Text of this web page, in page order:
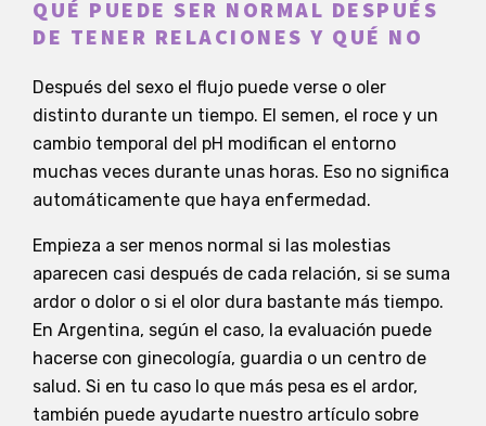
QUÉ PUEDE SER NORMAL DESPUÉS
DE TENER RELACIONES Y QUÉ NO
Después del sexo el flujo puede verse o oler
distinto durante un tiempo. El semen, el roce y un
cambio temporal del pH modifican el entorno
muchas veces durante unas horas. Eso no significa
automáticamente que haya enfermedad.
Empieza a ser menos normal si las molestias
aparecen casi después de cada relación, si se suma
ardor o dolor o si el olor dura bastante más tiempo.
En Argentina, según el caso, la evaluación puede
hacerse con ginecología, guardia o un centro de
salud. Si en tu caso lo que más pesa es el ardor,
también puede ayudarte nuestro artículo sobre